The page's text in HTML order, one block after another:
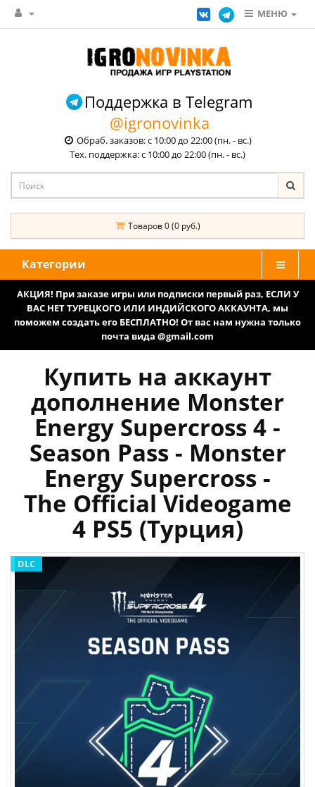
МЕНЮ
Поддержка в Telegram
@igronovinka
Обраб. заказов: с 10:00 до 22:00 (пн. - вс.)
Тех. поддержка: с 10:00 до 22:00 (пн. - вс.)
Товаров 0 (0 руб.)
Категории
АКЦИЯ! При заказе игры или подписки первый раз, ЕСЛИ У
ВАС НЕТ ТУРЕЦКОГО ИЛИ ИНДИЙСКОГО АККАУНТА, мы
поможем создать его БЕСПЛАТНО! От вас нам нужна только
почта вида @gmail.com
Купить на аккаунт
дополнение Monster
Energy Supercross 4 -
Season Pass - Monster
Energy Supercross -
The Official Videogame
4 PS5 (Турция)
DLC